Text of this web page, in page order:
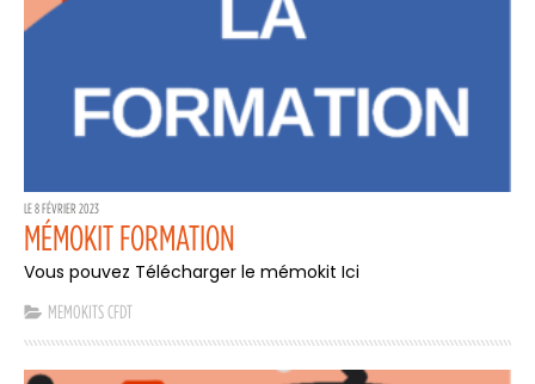
LE 8 FÉVRIER 2023
MÉMOKIT FORMATION
Vous pouvez Télécharger le mémokit Ici
MEMOKITS CFDT